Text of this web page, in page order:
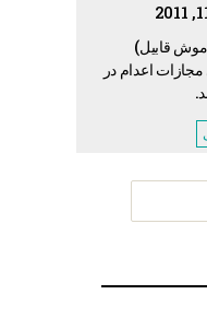
خاموش قابیل)
اعدام در